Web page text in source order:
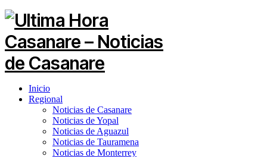
Inicio
Regional
Noticias de Casanare
Noticias de Yopal
Noticias de Aguazul
Noticias de Tauramena
Noticias de Monterrey